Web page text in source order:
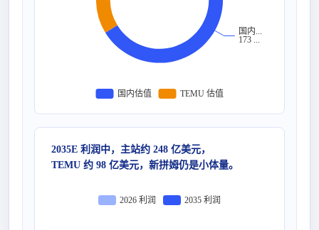
国内...
173 ...
国内估值 TEMU 估值
2026 利润 2035 利润
2035E 利润中，主站约 248 亿美元，
TEMU 约 98 亿美元，新拼姆仍是小体量。